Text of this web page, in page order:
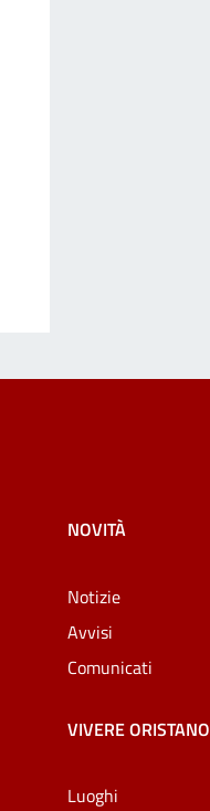
NOVITÀ
Notizie
Avvisi
Comunicati
VIVERE ORISTANO
Luoghi